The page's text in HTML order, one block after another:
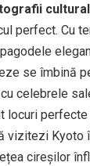
perfect. Cu
se îmbină
cu celebrele
locuri perfecte
vizitezi Kyoto
cireșilor